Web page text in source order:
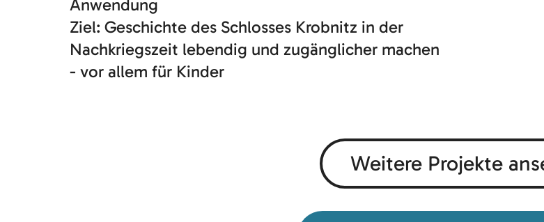
Anwendung
Ziel: Geschichte des Schlosses Krobnitz in der
Nachkriegszeit lebendig und zugänglicher machen
- vor allem für Kinder
Weitere Projekte